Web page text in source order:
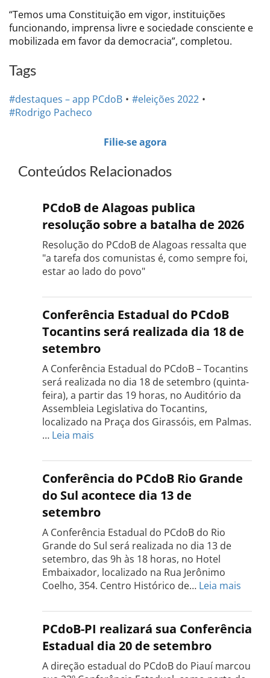
“Temos uma Constituição em vigor, instituições
funcionando, imprensa livre e sociedade consciente e
mobilizada em favor da democracia”, completou.
Tags
#destaques – app PCdoB
#eleições 2022
#Rodrigo Pacheco
Filie-se agora
Conteúdos Relacionados
PCdoB de Alagoas publica
resolução sobre a batalha de 2026
Resolução do PCdoB de Alagoas ressalta que
"a tarefa dos comunistas é, como sempre foi,
estar ao lado do povo"
Conferência Estadual do PCdoB
Tocantins será realizada dia 18 de
setembro
A Conferência Estadual do PCdoB – Tocantins
será realizada no dia 18 de setembro (quinta-
feira), a partir das 19 horas, no Auditório da
Assembleia Legislativa do Tocantins,
localizado na Praça dos Girassóis, em Palmas.
… Leia mais
Estadual
do
PCdoB
Tocantins
será
realizada
dia
18
de
setembro
Conferência do PCdoB Rio Grande
do Sul acontece dia 13 de
setembro
A Conferência Estadual do PCdoB do Rio
Grande do Sul será realizada no dia 13 de
setembro, das 9h às 18 horas, no Hotel
Embaixador, localizado na Rua Jerônimo
Coelho, 354. Centro Histórico de… Leia mais
do
PCdoB
Rio
do
PCdoB-PI realizará sua Conferência
Estadual dia 20 de setembro
A direção estadual do PCdoB do Piauí marcou